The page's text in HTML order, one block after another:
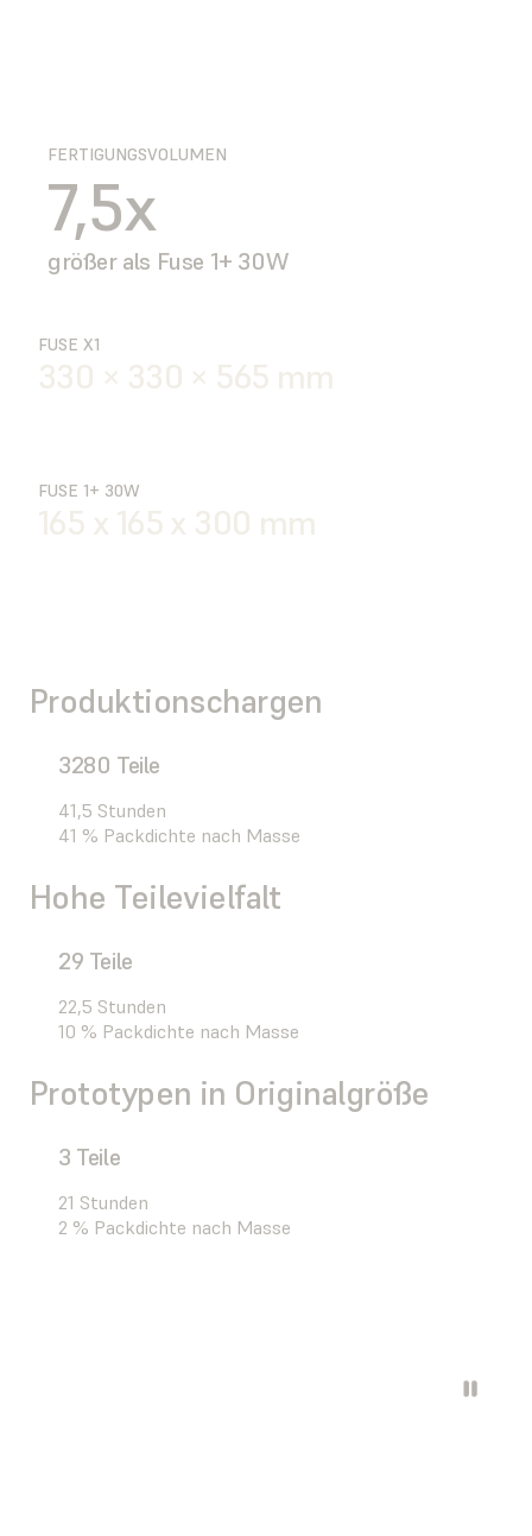
FERTIGUNGSVOLUMEN
7,5x
größer als Fuse 1+ 30W
FUSE X1
330 × 330 × 565 mm
FUSE 1+ 30W
165 x 165 x 300 mm
Produktionschargen
3280 Teile
41,5 Stunden
41 % Packdichte nach Masse
Hohe Teilevielfalt
29 Teile
22,5 Stunden
10 % Packdichte nach Masse
Prototypen in Originalgröße
3 Teile
21 Stunden
2 % Packdichte nach Masse